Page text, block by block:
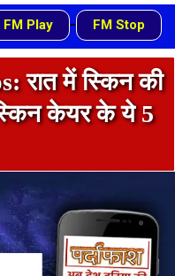
FM Play - FM Stop
रात में स्किन की
केयर के ये 5